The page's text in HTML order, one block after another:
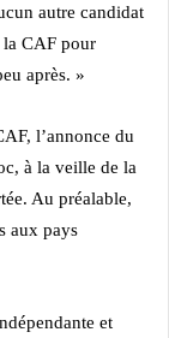
autre candidat
la CAF pour
après. »
l’annonce du
à la veille de la
Au préalable,
aux pays
et